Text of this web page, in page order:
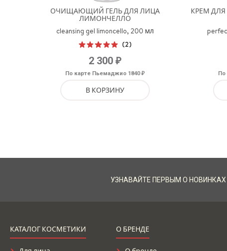
ОЧИЩАЮЩИЙ ГЕЛЬ ДЛЯ ЛИЦА
ЛИМОНЧЕЛЛО
cleansing gel limoncello, 200 мл
5.00из 5
(2)
2 300 ₽
По карте Пьемаджио 1840₽
В КОРЗИНУ
КРЕМ
По
УЗНАВАЙТЕ ПЕРВЫМ О
КАТАЛОГ КОСМЕТИКИ О БРЕНДЕ